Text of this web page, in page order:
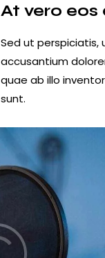
At vero
Sed ut
accusantium
quae ab illo
sunt.